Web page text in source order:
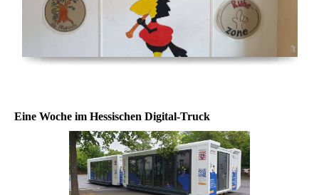
Eine Woche im Hessischen Digital-Truck